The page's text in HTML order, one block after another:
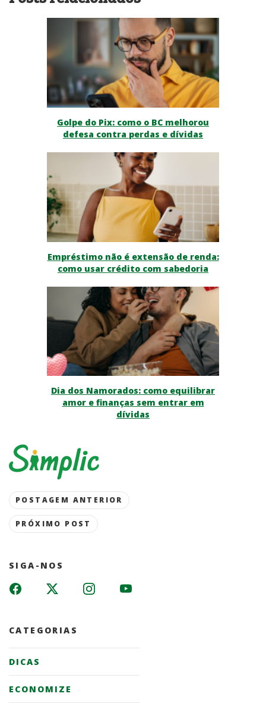
Golpe do Pix: como o BC melhorou
defesa contra perdas e dívidas
Empréstimo não é extensão de renda:
como usar crédito com sabedoria
Dia dos Namorados: como equilibrar
amor e finanças sem entrar em
dívidas
Post
navigation
POSTAGEM ANTERIOR
PRÓXIMO POST
SIGA-NOS
CATEGORIAS
DICAS
ECONOMIZE